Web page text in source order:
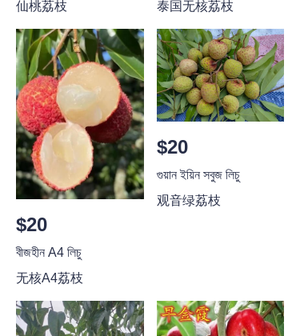
仙桃荔枝
泰国无核荔枝
$20
বীজহীন A4 লিচু
无核A4荔枝
$20
গুয়ান ইয়িন সবুজ লিচু
观音绿荔枝